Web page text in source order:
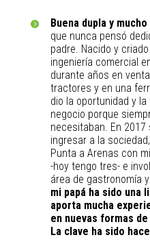
Buena dupla y
que nunca pensó
padre. Nacido y
ingeniería comercial
durante años en
tractores y en una
dio la oportunidad y la
negocio porque
necesitaban. En
ingresar a la
Punta a Arenas con
-hoy tengo tres- e
área de gastronomía
mi papá ha sido una
aporta mucha
en nuevas formas
La clave ha sido